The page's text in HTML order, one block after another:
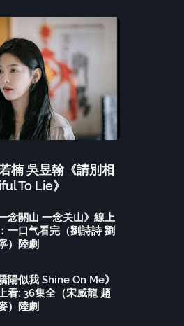
楠 吳昱翰《請別相
To Lie》
一念關山 一念关山》線上
一口气看完（劉詩詩 劉
）陸劇
驕陽似我 Shine On Me》
看: 36集全（宋威龍 趙
）陸劇